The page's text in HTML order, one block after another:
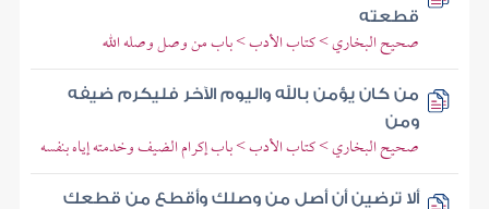
قطعته
صحيح البخاري > كتاب الأدب > باب من وصل وصله الله
من كان يؤمن بالله واليوم الآخر فليكرم ضيفه
ومن
صحيح البخاري > كتاب الأدب > باب إكرام الضيف وخدمته إياه بنفسه
ألا ترضين أن أصل من وصلك وأقطع من قطعك